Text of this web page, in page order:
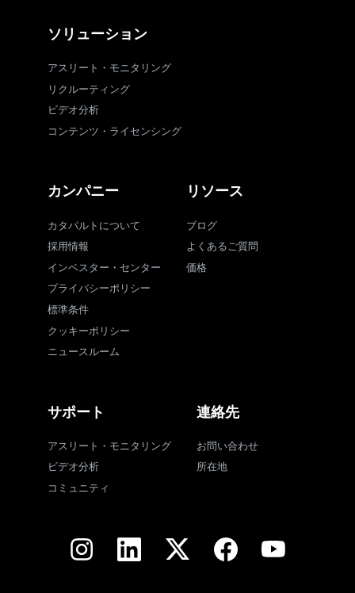
ソリューション
アスリート・モニタリング
リクルーティング
ビデオ分析
コンテンツ・ライセンシング
カンパニー
カタパルトについて
採用情報
インベスター・センター
プライバシーポリシー
標準条件
クッキーポリシー
ニュースルーム
リソース
ブログ
よくあるご質問
価格
サポート
アスリート・モニタリング
ビデオ分析
コミュニティ
連絡先
お問い合わせ
所在地